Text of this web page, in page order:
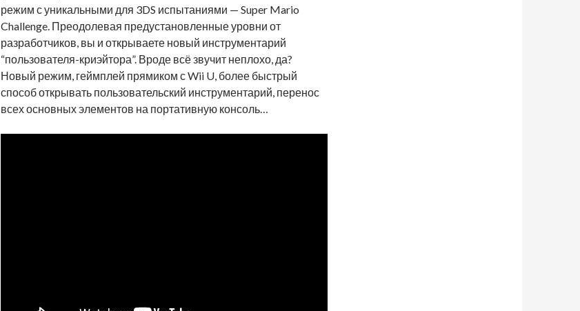
режим с уникальными для 3DS испытаниями — Super Mario
Challenge. Преодолевая предустановленные уровни от
разработчиков, вы и открываете новый инструментарий
“пользователя-криэйтора”. Вроде всё звучит неплохо, да?
Новый режим, геймплей прямиком с Wii U, более быстрый
способ открывать пользовательский инструментарий, перенос
всех основных элементов на портативную консоль…